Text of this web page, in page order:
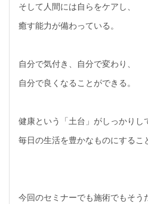
そして人間には自らをケアし、
癒す能力が備わっている。
自分で気付き、自分で変わり、
自分で良くなることができる。
健康という「土台」がしっかりし
毎日の生活を豊かなものにするこ
今回のセミナーでも施術でもそう